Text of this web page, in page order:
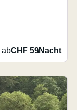
abCHF 59/Nacht